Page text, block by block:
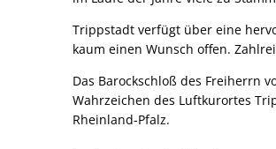
Trippstadt verfügt über eine
kaum einen Wunsch offen.
Das Barockschloß des Freiherrn
Wahrzeichen des Luftkurortes
Rheinland-Pfalz.